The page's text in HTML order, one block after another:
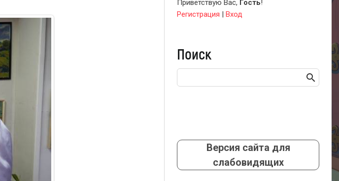
Приветствую Вас, Гость!
Регистрация | Вход
Поиск
Версия сайта для
слабовидящих